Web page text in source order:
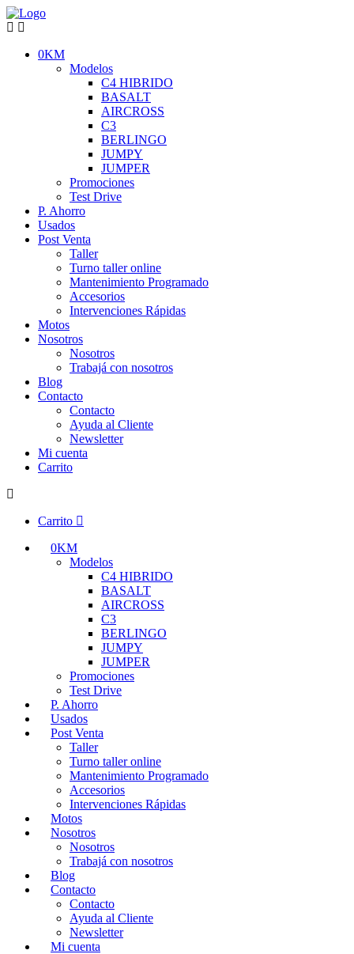
0KM
Modelos
C4 HIBRIDO
BASALT
AIRCROSS
C3
BERLINGO
JUMPY
JUMPER
Promociones
Test Drive
P. Ahorro
Usados
Post Venta
Taller
Turno taller online
Mantenimiento Programado
Accesorios
Intervenciones Rápidas
Motos
Nosotros
Nosotros
Trabajá con nosotros
Blog
Contacto
Contacto
Ayuda al Cliente
Newsletter
Mi cuenta
Carrito
Carrito
0KM
Modelos
C4 HIBRIDO
BASALT
AIRCROSS
C3
BERLINGO
JUMPY
JUMPER
Promociones
Test Drive
P. Ahorro
Usados
Post Venta
Taller
Turno taller online
Mantenimiento Programado
Accesorios
Intervenciones Rápidas
Motos
Nosotros
Nosotros
Trabajá con nosotros
Blog
Contacto
Contacto
Ayuda al Cliente
Newsletter
Mi cuenta